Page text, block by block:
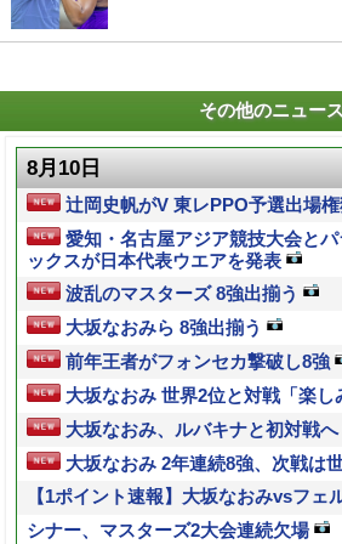
その他のニュース
8月10日
辻岡史帆がV 東レPPO予選出場
愛知・名古屋アジア競技大会と
ックスが日本代表ウエアを発表
波乱のマスターズ 8強出揃う
大坂なおみら 8強出揃う
前年王者がフォンセカ撃破し8強
大坂なおみ 世界2位と対戦「楽し
大坂なおみ、ルバキナと初対戦へ
大坂なおみ 2年連続8強、次戦は
【1ポイント速報】大坂なおみvsフェ
シナー、マスターズ2大会連続欠場